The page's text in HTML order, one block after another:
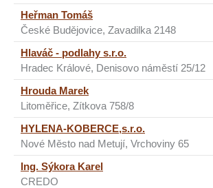
Heřman Tomáš
České Budějovice, Zavadilka 2148
Hlaváč - podlahy s.r.o.
Hradec Králové, Denisovo náměstí 25/12
Hrouda Marek
Litoměřice, Zítkova 758/8
HYLENA-KOBERCE,s.r.o.
Nové Město nad Metují, Vrchoviny 65
Ing. Sýkora Karel
CREDO